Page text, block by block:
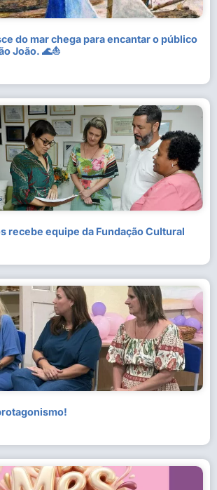
do mar chega para encantar o público
João. 🌊⛵
recebe equipe da Fundação Cultural